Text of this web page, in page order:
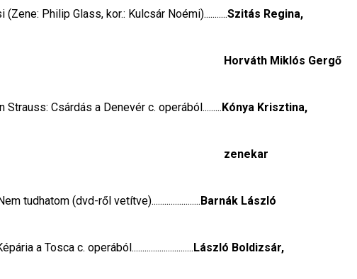
(Zene: Philip Glass, kor.: Kulcsár Noémi)...........Szitás Regina,
Horváth Miklós Gergő
Strauss: Csárdás a Denevér c. operából.........Kónya Krisztina,
zenekar
tudhatom (dvd-ről vetítve).......................Barnák László
a Tosca c. operából.............................László Boldizsár,